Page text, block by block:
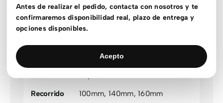
agrupado
Género
Unisex
Acero,Aluminio
Rueda
20,26
Recorrido
100mm, 140mm,160mm
Antes de realizar el pedido, contacta con nosotros y te
confirmaremos disponibilidad real, plazo de entrega y
opciones disponibles.
Acepto